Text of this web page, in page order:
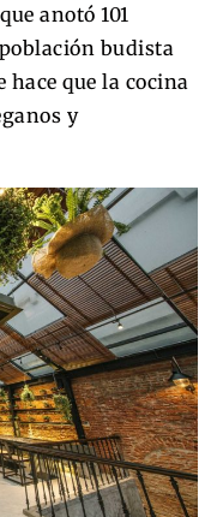
anotó 101
budista
hace que la cocina
y